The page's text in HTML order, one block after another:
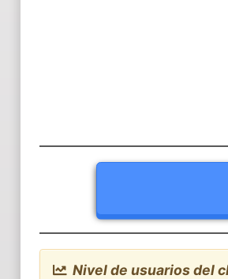
Nivel de usuarios del